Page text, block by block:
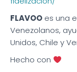
FLAVOO es una
Venezolanos,
Unidos, Chile y
Hecho con